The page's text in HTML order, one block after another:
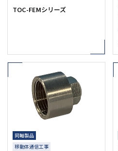
TOC-FEMシリーズ
同軸製品
移動体通信工事